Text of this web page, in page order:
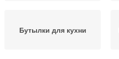
Бутылки для кухни